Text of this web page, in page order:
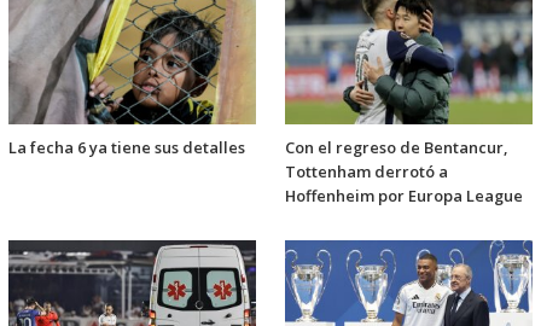
La fecha 6 ya tiene sus detalles
Con el regreso de Bentancur,
Tottenham derrotó a
Hoffenheim por Europa League